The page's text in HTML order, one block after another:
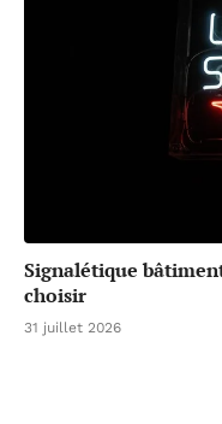
Signalétique
choisir
31 juillet 2026